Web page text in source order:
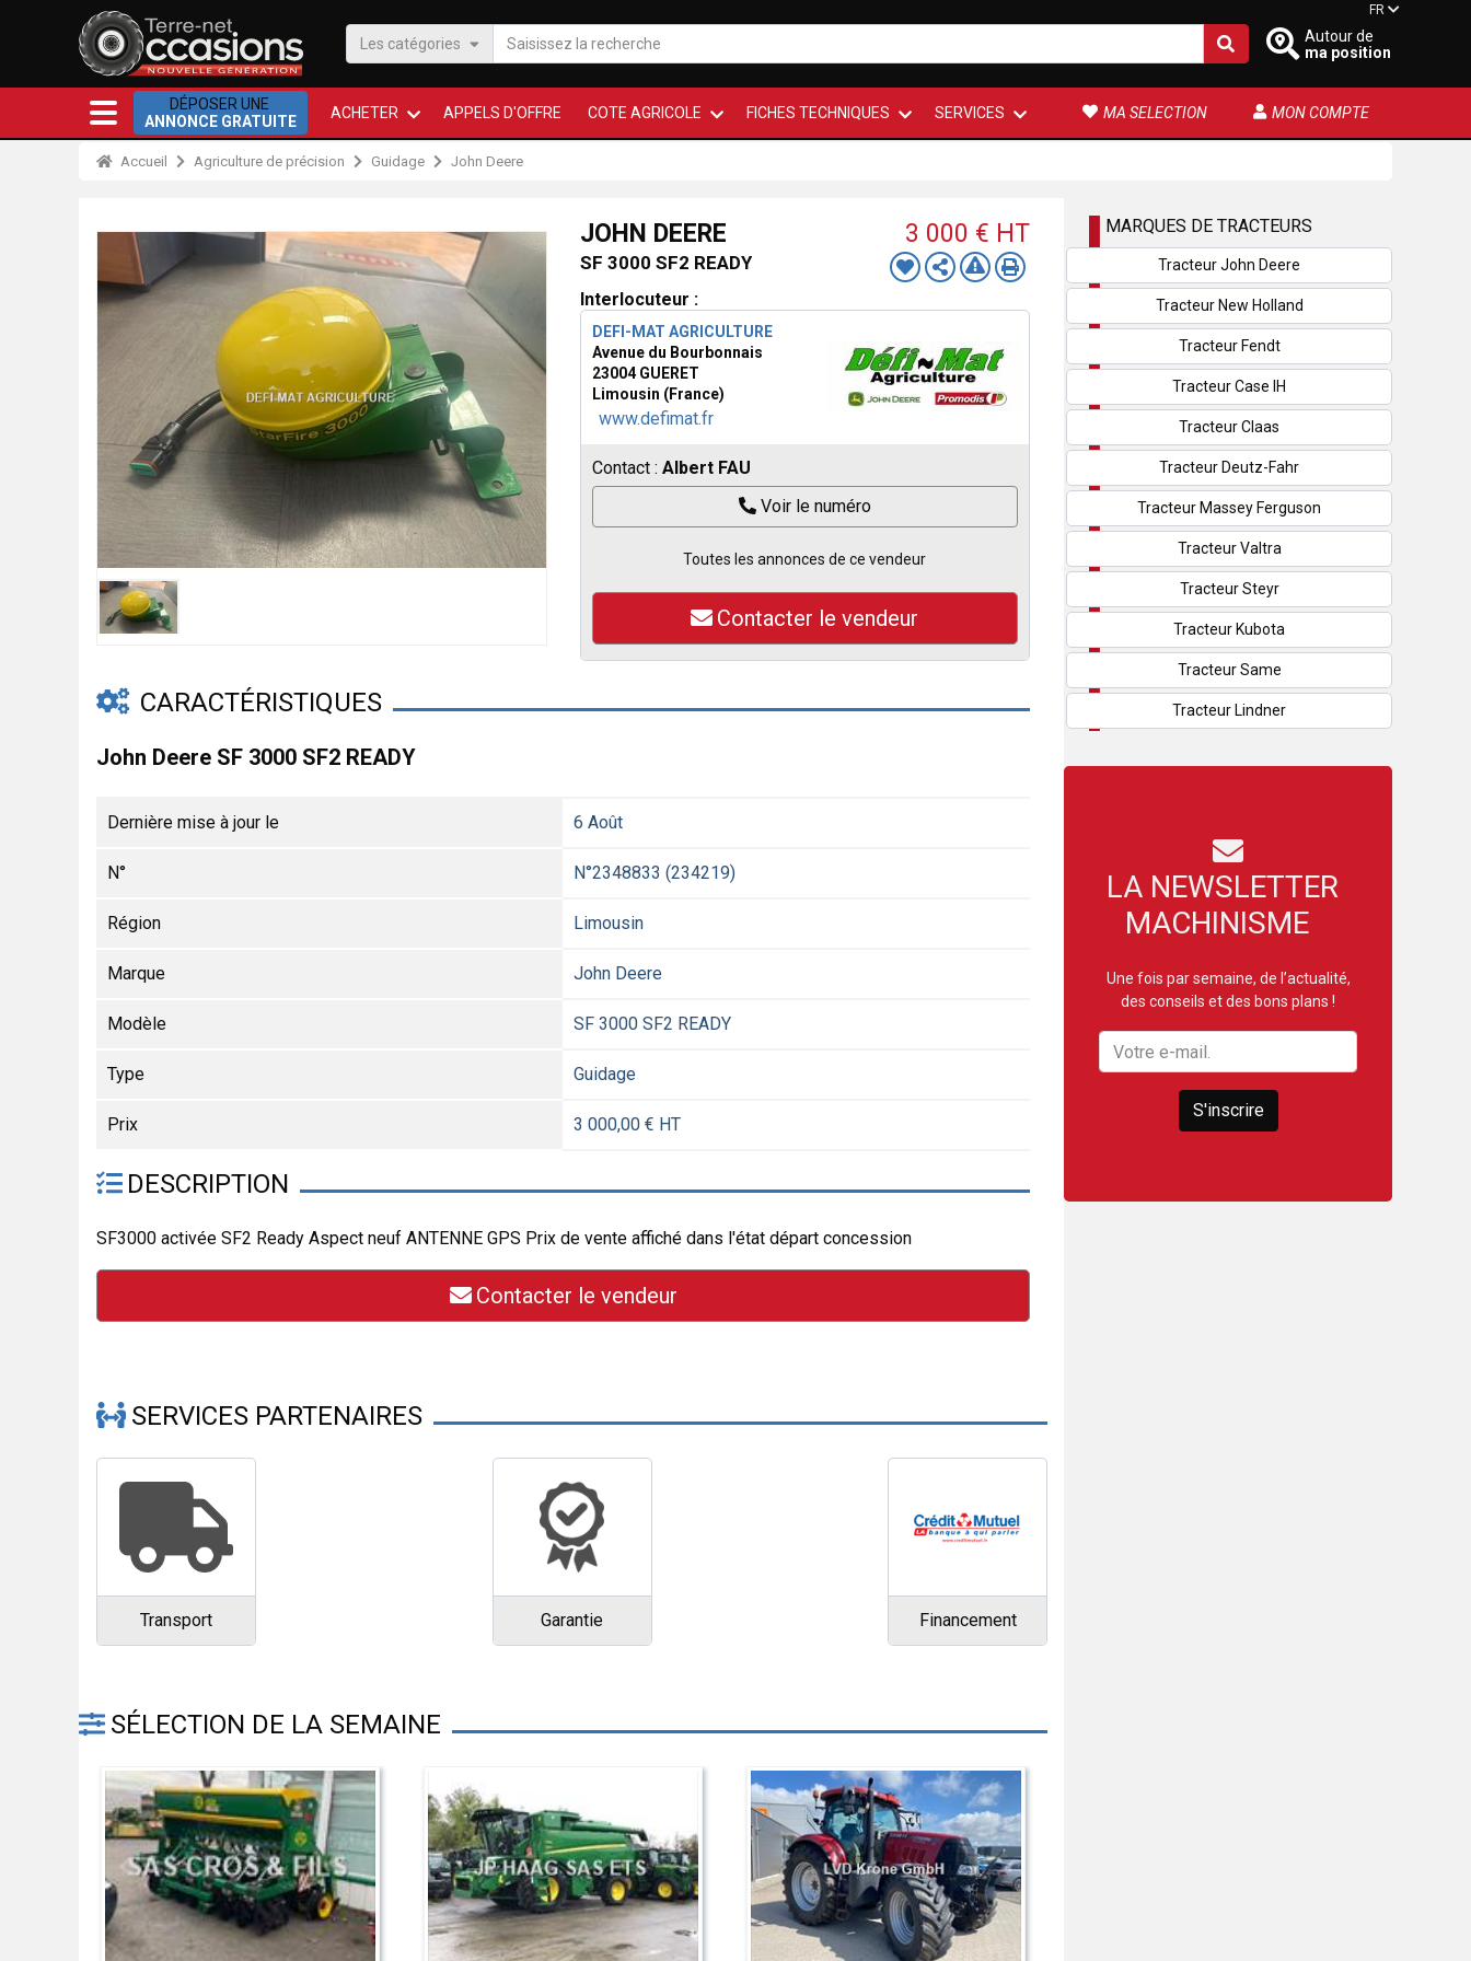
Les catégories
Autour de
ma position
FR
DÉPOSER UNE
ANNONCE GRATUITE
ACHETER APPELS D'OFFRE COTE AGRICOLE FICHES TECHNIQUES SERVICES MA SELECTION MON COMPTE
Accueil Agriculture de précision Guidage John Deere
JOHN DEERE
SF 3000 SF2 READY
3 000 € HT
Interlocuteur :
DEFI-MAT AGRICULTURE
Avenue du Bourbonnais
23004 GUERET
Limousin (France)
www.defimat.fr
Contact : Albert FAU
Voir le numéro
Toutes les annonces de ce vendeur
Contacter le vendeur
CARACTÉRISTIQUES
John Deere SF 3000 SF2 READY
Dernière mise à jour le 6 Août
N° N°2348833 (234219)
Région Limousin
Marque John Deere
Modèle SF 3000 SF2 READY
Type Guidage
Prix 3 000,00 € HT
DESCRIPTION
SF3000 activée SF2 Ready Aspect neuf ANTENNE GPS Prix de vente affiché dans l'état départ concession
Contacter le vendeur
SERVICES PARTENAIRES
Transport Garantie Financement
SÉLECTION DE LA SEMAINE
MARQUES DE TRACTEURS
Tracteur John Deere
Tracteur New Holland
Tracteur Fendt
Tracteur Case IH
Tracteur Claas
Tracteur Deutz-Fahr
Tracteur Massey Ferguson
Tracteur Valtra
Tracteur Steyr
Tracteur Kubota
Tracteur Same
Tracteur Lindner
LA NEWSLETTER
MACHINISME
Une fois par semaine, de l’actualité,
des conseils et des bons plans !
S'inscrire